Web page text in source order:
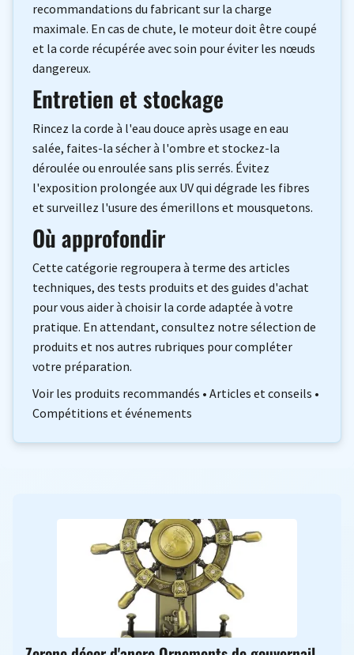
recommandations du fabricant sur la charge
maximale. En cas de chute, le moteur doit être coupé
et la corde récupérée avec soin pour éviter les nœuds
dangereux.
Entretien et stockage
Rincez la corde à l'eau douce après usage en eau
salée, faites-la sécher à l'ombre et stockez-la
déroulée ou enroulée sans plis serrés. Évitez
l'exposition prolongée aux UV qui dégrade les fibres
et surveillez l'usure des émerillons et mousquetons.
Où approfondir
Cette catégorie regroupera à terme des articles
techniques, des tests produits et des guides d'achat
pour vous aider à choisir la corde adaptée à votre
pratique. En attendant, consultez notre sélection de
produits et nos autres rubriques pour compléter
votre préparation.
Voir les produits recommandés • Articles et conseils •
Compétitions et événements